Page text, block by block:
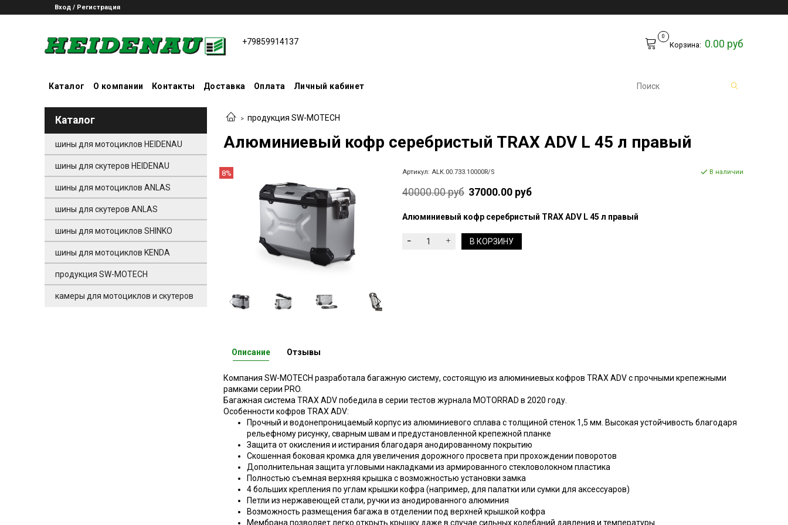
Вход / Регистрация
+79859914137
0
Корзина: 0.00 руб
Каталог О компании Контакты Доставка Оплата Личный кабинет
продукция SW-MOTECH
Алюминиевый кофр серебристый TRAX ADV L 45 л правый
8% Артикул: ALK.00.733.10000R/S В наличии
40000.00 руб 37000.00 руб
Алюминиевый кофр серебристый TRAX ADV L 45 л правый
В КОРЗИНУ
Описание
Компания SW-MOTECH разработала багажную систему, состоящую из алюминиевых кофров TRAX ADV с прочными крепежными
рамками серии PRO.
Багажная система TRAX ADV победила в серии тестов журнала MOTORRAD в 2020 году.
Особенности кофров TRAX ADV:
Прочный и водонепроницаемый корпус из алюминиевого сплава с толщиной стенок 1,5 мм. Высокая устойчивость благодаря
рельефному рисунку, сварным швам и предустановленной крепежной планке
Защита от окисления и истирания благодаря анодированному покрытию
Скошенная боковая кромка для увеличения дорожного просвета при прохождении поворотов
Дополнительная защита угловыми накладками из армированного стекловолокном пластика
Полностью съемная верхняя крышка с возможностью установки замка
4 больших крепления по углам крышки кофра (например, для палатки или сумки для аксессуаров)
Петли из нержавеющей стали, ручки из анодированного алюминия
Возможность размещения багажа в отделении под верхней крышкой кофра
Мембрана позволяет легко открыть крышку даже в случае сильных колебаний давления и температуры
Отзывы
Каталог
шины для мотоциклов HEIDENAU
шины для скутеров HEIDENAU
шины для мотоциклов ANLAS
шины для скутеров ANLAS
шины для мотоциклов SHINKO
шины для мотоциклов KENDA
продукция SW-MOTECH
камеры для мотоциклов и скутеров